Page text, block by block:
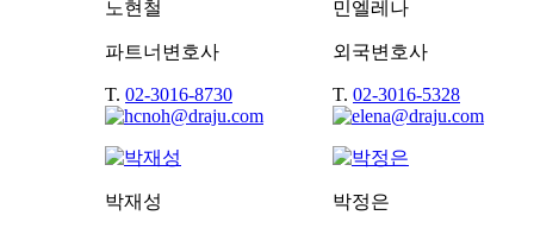
노현철
파트너변호사
T. 02-3016-8730
민엘레나
외국변호사
T. 02-3016-5328
박재성 박정은